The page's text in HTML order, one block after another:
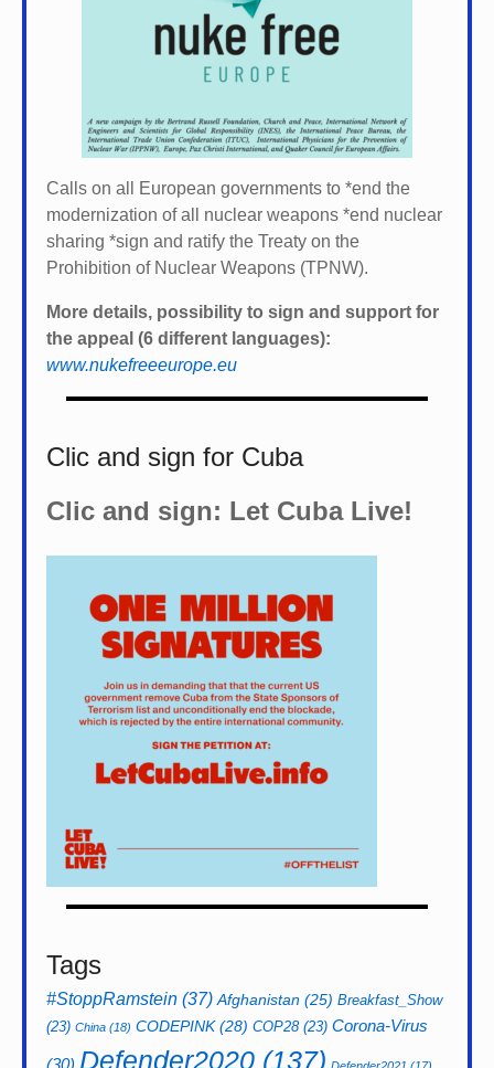
Calls on all European governments to *end the
modernization of all nuclear weapons *end nuclear
sharing *sign and ratify the Treaty on the
Prohibition of Nuclear Weapons (TPNW).
More details, possibility to sign and support for
the appeal (6 different languages):
www.nukefreeeurope.eu
Clic and sign for Cuba
Clic and sign: Let Cuba Live!
Tags
#StoppRamstein (37) Afghanistan (25) Breakfast_Show
(23) China (18) CODEPINK(28) COP28(23) Corona-Virus
(30) Defender2020 (137)